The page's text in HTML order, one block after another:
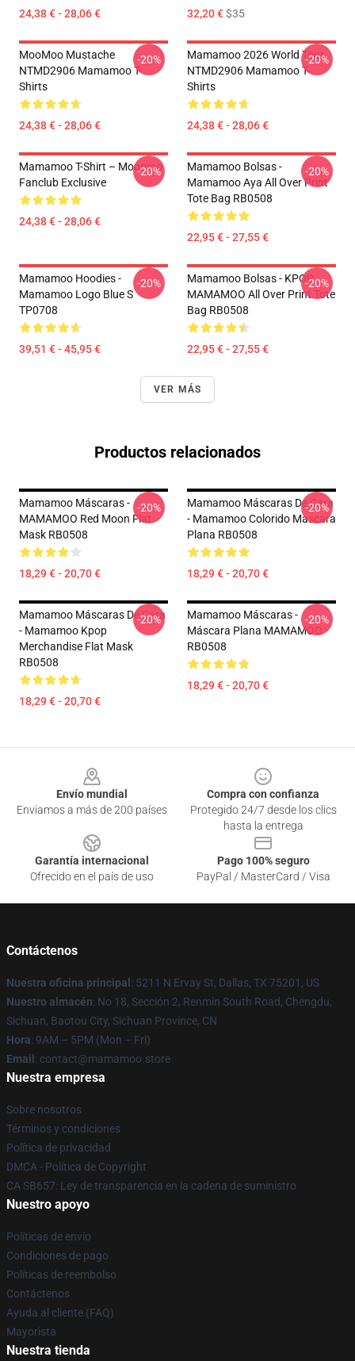
24,38 € - 28,06 € 32,20 €$35
MooMoo Mustache
NTMD2906 Mamamoo T-
Shirts
24,38 € - 28,06 €
-20%
Mamamoo 2026 World Tour
NTMD2906 Mamamoo T-
Shirts
24,38 € - 28,06 €
-20%
Mamamoo T-Shirt – Moomoo
Fanclub Exclusive
24,38 € - 28,06 €
-20%
Mamamoo Bolsas -
Mamamoo Aya All Over Print
Tote Bag RB0508
22,95 € - 27,55 €
-20%
Mamamoo Hoodies -
Mamamoo Logo Blue S
TP0708
39,51 € - 45,95 €
-20%
Mamamoo Bolsas - KPOP
MAMAMOO All Over Print Tote
Bag RB0508
22,95 € - 27,55 €
-20%
VER MÁS
Productos relacionados
Mamamoo Máscaras -
MAMAMOO Red Moon Flat
Mask RB0508
18,29 € - 20,70 €
-20%
Mamamoo Máscaras De Cara
- Mamamoo Colorido Mascara
Plana RB0508
18,29 € - 20,70 €
-20%
Mamamoo Máscaras De Cara
- Mamamoo Kpop
Merchandise Flat Mask
RB0508
18,29 € - 20,70 €
-20%
Mamamoo Máscaras -
Máscara Plana MAMAMOO
RB0508
18,29 € - 20,70 €
-20%
Envío mundial
Enviamos a más de 200 países
Compra con confianza
Protegido 24/7 desde los clics
hasta la entrega
Garantía internacional
Ofrecido en el país de uso
Pago 100% seguro
PayPal / MasterCard / Visa
Contáctenos
Nuestra oficina principal : 5211 N Ervay St, Dallas, TX 75201, US
Nuestro almacén: No 18, Sección 2, Renmin South Road, Chengdu,
Sichuan, Baotou City, Sichuan Province, CN
Hora: 9AM – 5PM (Mon – Fri)
Email : contact@mamamoo.store
Nuestra empresa
Sobre nosotros
Términos y condiciones
Política de privacidad
DMCA - Política de Copyright
CA SB657: Ley de transparencia en la cadena de suministro
Nuestro apoyo
Políticas de envío
Condiciones de pago
Políticas de reembolso
Contáctenos
Ayuda al cliente (FAQ)
Mayorista
Nuestra tienda